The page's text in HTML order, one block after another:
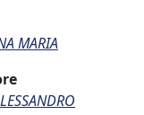
MARIA